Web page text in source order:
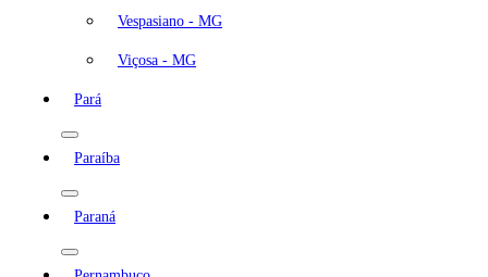
Vespasiano - MG
Viçosa - MG
Pará
Paraíba
Paraná